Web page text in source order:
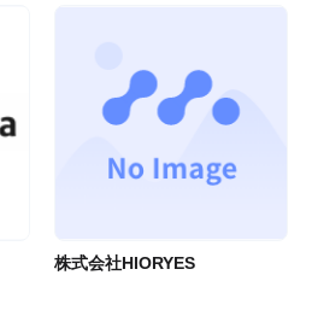
株式会社HIORYES